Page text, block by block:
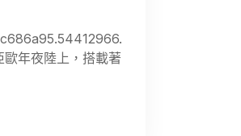
年夜陸上，搭載著